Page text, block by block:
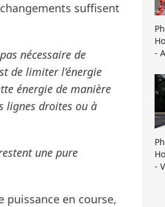
suffisent
nécessaire de
de limiter l’énergie
énergie de manière
lignes droites ou à
une pure
puissance en course,
-
-